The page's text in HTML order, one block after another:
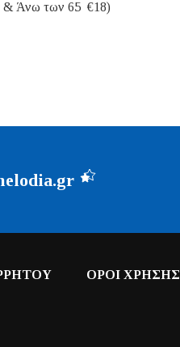
& Άνω των 65 €18)
ΟΡΟΙ ΧΡΗΣΗΣ